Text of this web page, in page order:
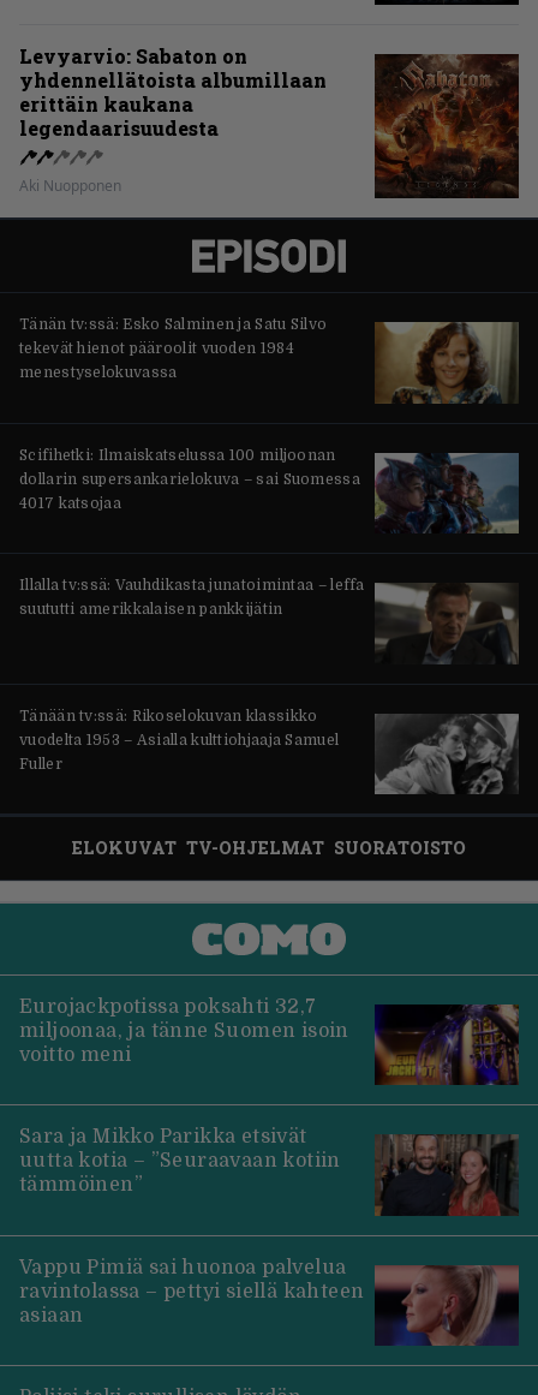
Levyarvio: Sabaton on
yhdennellätoista albumillaan
erittäin kaukana
legendaarisuudesta
Aki Nuopponen
Tänän tv:ssä: Esko Salminen ja Satu Silvo
tekevät hienot pääroolit vuoden 1984
menestyselokuvassa
Scifihetki: Ilmaiskatselussa 100 miljoonan
dollarin supersankarielokuva – sai Suomessa
4017 katsojaa
Illalla tv:ssä: Vauhdikasta junatoimintaa – leffa
suututti amerikkalaisen pankkijätin
Tänään tv:ssä: Rikoselokuvan klassikko
vuodelta 1953 – Asialla kulttiohjaaja Samuel
Fuller
ELOKUVAT TV-OHJELMAT SUORATOISTO
Eurojackpotissa poksahti 32,7
miljoonaa, ja tänne Suomen isoin
voitto meni
Sara ja Mikko Parikka etsivät
uutta kotia – ”Seuraavaan kotiin
tämmöinen”
Vappu Pimiä sai huonoa palvelua
ravintolassa – pettyi siellä kahteen
asiaan